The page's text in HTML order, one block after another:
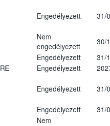
Engedélyezett 31/
Nem
engedélyezett
30/
Engedélyezett
31/
Engedélyezett
Engedélyezett 31/
Engedélyezett
31/
Nem